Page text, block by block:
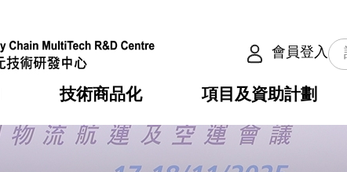
會員登入
機構簡介
技術商品化
服務
可獲授權之技術
項目及資助計劃
合作計劃
活動
會籍及服務